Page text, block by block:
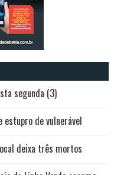
segunda (3)
estupro de vulnerável
deixa três mortos